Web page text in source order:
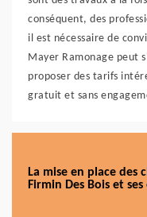
conséquent, des
il est nécessaire de
Mayer Ramonage peut
proposer des tarifs
gratuit et sans
La mise en place des
Firmin Des Bois et